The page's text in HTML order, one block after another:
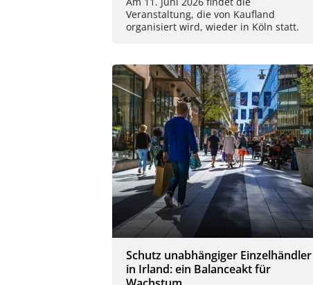
Veranstaltung, die von Kaufland
organisiert wird, wieder in Köln statt.
Schutz unabhängiger Einzelhändler
in Irland: ein Balanceakt für